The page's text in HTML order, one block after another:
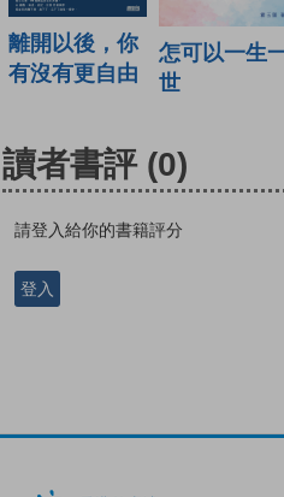
離開以後，你
有沒有更自由
怎可以一生
世
讀者書評 (0)
請登入給你的書籍評分
登入